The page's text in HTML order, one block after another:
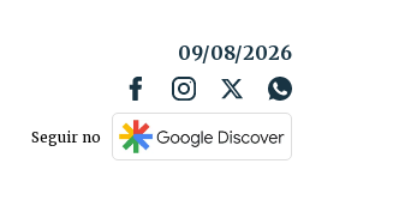
09/08/2026
Seguir no